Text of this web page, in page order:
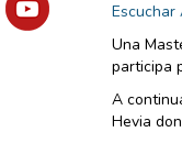
Escuchar
Una
participa
A
Hevia